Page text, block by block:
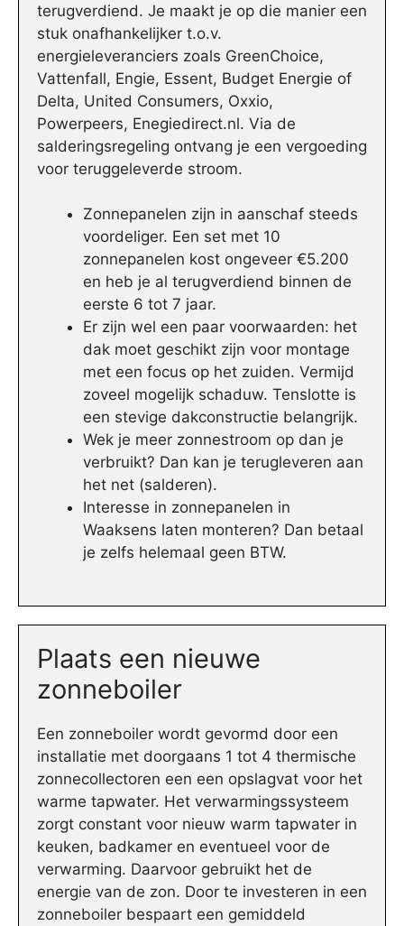
terugverdiend. Je maakt je op die manier een
stuk onafhankelijker t.o.v.
energieleveranciers zoals GreenChoice,
Vattenfall, Engie, Essent, Budget Energie of
Delta, United Consumers, Oxxio,
Powerpeers, Enegiedirect.nl. Via de
salderingsregeling ontvang je een vergoeding
voor teruggeleverde stroom.
Zonnepanelen zijn in aanschaf steeds
voordeliger. Een set met 10
zonnepanelen kost ongeveer €5.200
en heb je al terugverdiend binnen de
eerste 6 tot 7 jaar.
Er zijn wel een paar voorwaarden: het
dak moet geschikt zijn voor montage
met een focus op het zuiden. Vermijd
zoveel mogelijk schaduw. Tenslotte is
een stevige dakconstructie belangrijk.
Wek je meer zonnestroom op dan je
verbruikt? Dan kan je terugleveren aan
het net (salderen).
Interesse in zonnepanelen in
Waaksens laten monteren? Dan betaal
je zelfs helemaal geen BTW.
Plaats een nieuwe
zonneboiler
Een zonneboiler wordt gevormd door een
installatie met doorgaans 1 tot 4 thermische
zonnecollectoren een een opslagvat voor het
warme tapwater. Het verwarmingssysteem
zorgt constant voor nieuw warm tapwater in
keuken, badkamer en eventueel voor de
verwarming. Daarvoor gebruikt het de
energie van de zon. Door te investeren in een
zonneboiler bespaart een gemiddeld